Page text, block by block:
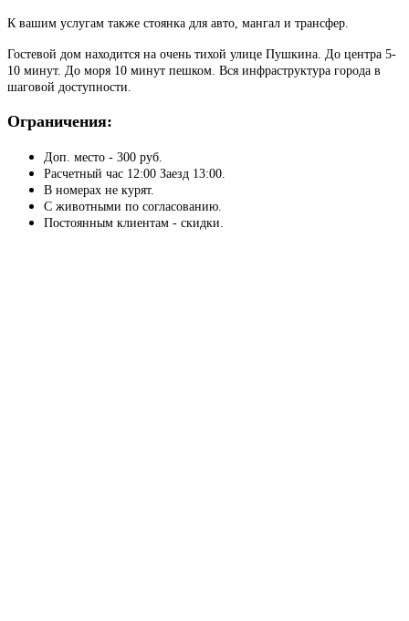
К вашим услугам также стоянка для авто, мангал и трансфер.
Гостевой дом находится на очень тихой улице Пушкина. До центра 5-
10 минут. До моря 10 минут пешком. Вся инфраструктура города в
шаговой доступности.
Ограничения:
Доп. место - 300 руб.
Расчетный час 12:00 Заезд 13:00.
В номерах не курят.
С животными по согласованию.
Постоянным клиентам - скидки.